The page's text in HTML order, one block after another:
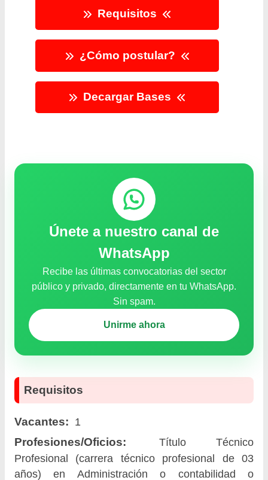
Requisitos
¿Cómo postular?
Decargar Bases
Únete a nuestro canal de
WhatsApp
Recibe las últimas convocatorias del sector
público y privado, directamente en tu WhatsApp.
Sin spam.
Unirme ahora
Requisitos
Vacantes: 1
Profesiones/Oficios:
Título Técnico
Profesional (carrera técnico profesional de 03
años) en Administración o contabilidad o